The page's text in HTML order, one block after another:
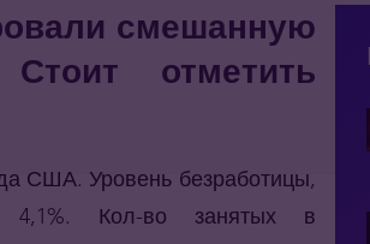
смешанную
отметить
США. Уровень безработицы,
4,1%. Кол-во занятых в